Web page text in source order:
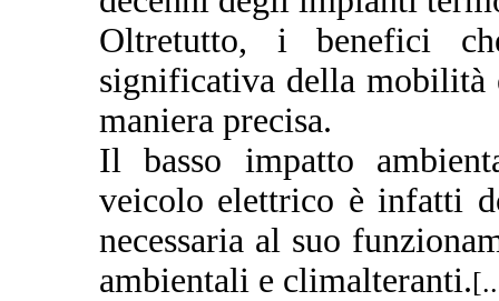
Oltretutto, i benefici
significativa della mobilità
maniera precisa.
Il basso impatto
veicolo elettrico è infatti
necessaria al suo
ambientali e climalteranti.